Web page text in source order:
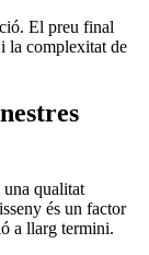
El preu final
la complexitat de
una qualitat
és un factor
a llarg termini.